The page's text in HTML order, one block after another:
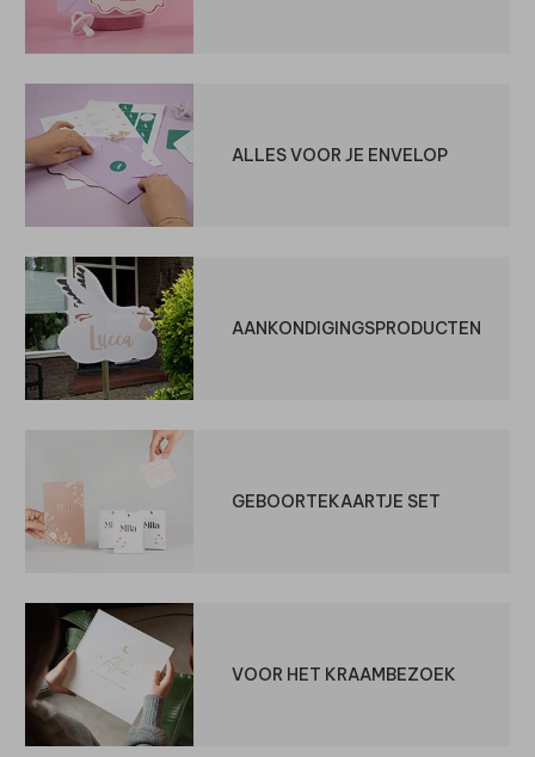
ALLES VOOR JE ENVELOP
AANKONDIGINGSPRODUCTEN
GEBOORTEKAARTJE SET
VOOR HET KRAAMBEZOEK